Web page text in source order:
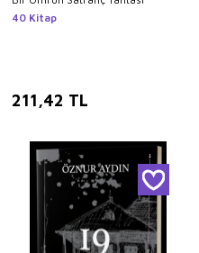
40 Kitap
211,42 TL